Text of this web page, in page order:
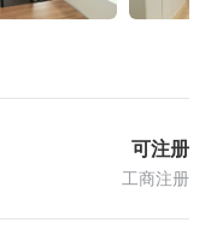
可注册
工商注册